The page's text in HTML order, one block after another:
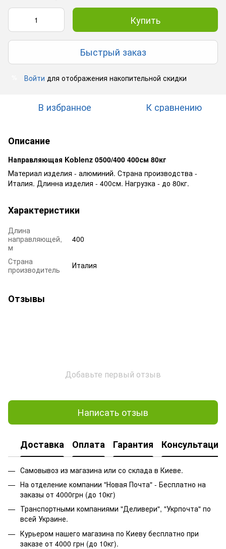
Купить
Быстрый заказ
Войти для отображения накопительной скидки
В избранное К сравнению
Описание
Направляющая Koblenz 0500/400 400см 80кг
Материал изделия - алюминий. Страна производства -
Италия. Длинна изделия - 400см. Нагрузка - до 80кг.
Характеристики
Длина
направляющей,
м
400
Страна
производитель
Италия
Отзывы
Добавьте первый отзыв
Написать отзыв
Доставка Оплата Гарантия Консультация
Самовывоз из магазина или со склада в Киеве.
На отделение компании "Новая Почта" - Бесплатно на
заказы от 4000грн (до 10кг)
Транспортными компаниями "Деливери", "Укрпочта" по
всей Украине.
Курьером нашего магазина по Киеву бесплатно при
заказе от 4000 грн (до 10кг).